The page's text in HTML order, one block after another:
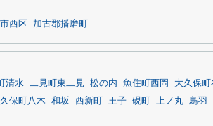
西区 加古郡播磨町
清水 二見町東二見 松の内 魚住町西岡 大久保町
保町八木 和坂 西新町 王子 硯町 上ノ丸 鳥羽